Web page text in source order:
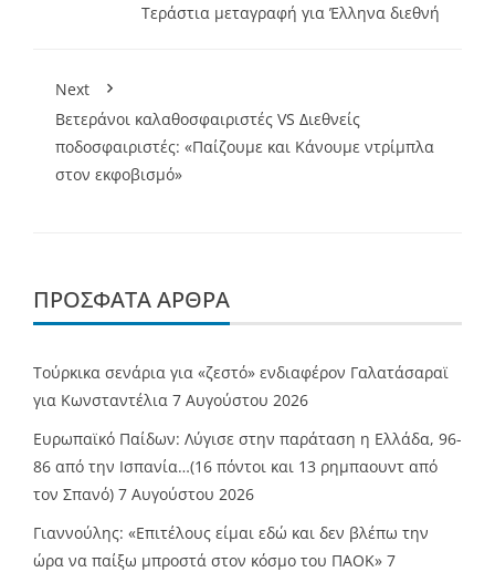
Τεράστια μεταγραφή για Έλληνα διεθνή
Next
Βετεράνοι καλαθοσφαιριστές VS Διεθνείς
ποδοσφαιριστές: «Παίζουμε και Κάνουμε ντρίμπλα
στον εκφοβισμό»
ΠΡΌΣΦΑΤΑ ΆΡΘΡΑ
Τούρκικα σενάρια για «ζεστό» ενδιαφέρον Γαλατάσαραϊ
για Κωνσταντέλια 7 Αυγούστου 2026
Ευρωπαϊκό Παίδων: Λύγισε στην παράταση η Ελλάδα, 96-
86 από την Ισπανία…(16 πόντοι και 13 ρημπαουντ από
τον Σπανό) 7 Αυγούστου 2026
Γιαννούλης: «Επιτέλους είμαι εδώ και δεν βλέπω την
ώρα να παίξω μπροστά στον κόσμο του ΠΑΟΚ» 7